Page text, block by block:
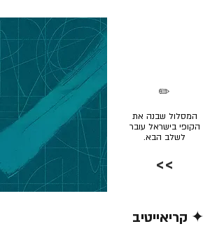
המסלול שבנה את
הקופי בישראל עובר
לשלב הבא.
✏️
>>
✦ קריאייטיב